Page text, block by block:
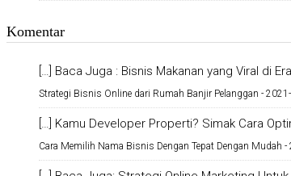
Komentar
[…] Baca Juga : Bisnis Makanan yang Viral di
Strategi Bisnis Online dari Rumah Banjir Pelanggan -
[…] Kamu Developer Properti? Simak Cara
Cara Memilih Nama Bisnis Dengan Tepat Dengan Mudah -